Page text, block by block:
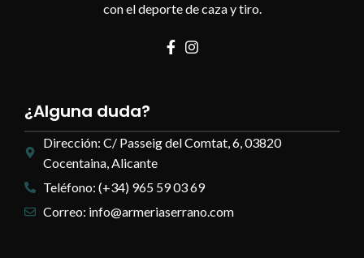
con el deporte de caza y tiro.
¿Alguna duda?
Dirección: C/ Passeig del Comtat, 6, 03820
Cocentaina, Alicante
Teléfono: (+34) 965 59 03 69
Correo: info@armeriaserrano.com